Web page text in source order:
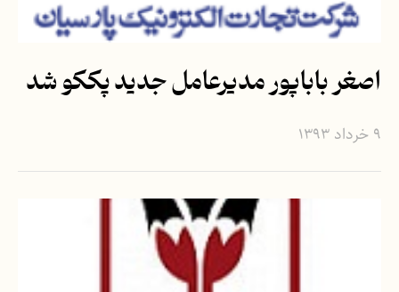
اصغر باباپور مدیرعامل جدید پککو شد
۹ خرداد ۱۳۹۳